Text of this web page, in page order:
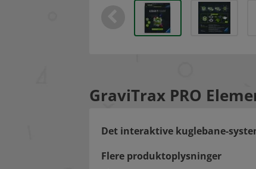
GraviTrax PRO
Det interaktive kuglebane-
Flere produktoplysninger